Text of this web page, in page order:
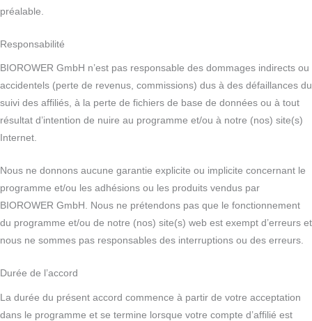
préalable.
Responsabilité
BIOROWER GmbH n’est pas responsable des dommages indirects ou
accidentels (perte de revenus, commissions) dus à des défaillances du
suivi des affiliés, à la perte de fichiers de base de données ou à tout
résultat d’intention de nuire au programme et/ou à notre (nos) site(s)
Internet.
Nous ne donnons aucune garantie explicite ou implicite concernant le
programme et/ou les adhésions ou les produits vendus par
BIOROWER GmbH. Nous ne prétendons pas que le fonctionnement
du programme et/ou de notre (nos) site(s) web est exempt d’erreurs et
nous ne sommes pas responsables des interruptions ou des erreurs.
Durée de l’accord
La durée du présent accord commence à partir de votre acceptation
dans le programme et se termine lorsque votre compte d’affilié est